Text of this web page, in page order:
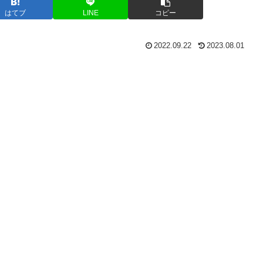
はてブ LINE コピー
2022.09.22 2023.08.01